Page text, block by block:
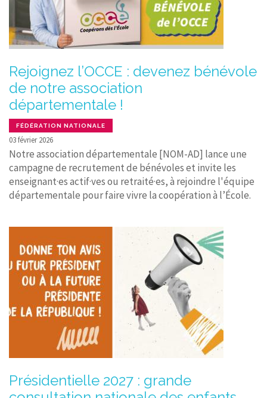
Rejoignez l’OCCE : devenez bénévole
de notre association
départementale !
FÉDÉRATION NATIONALE
03 février 2026
Notre association départementale [NOM-AD] lance une
campagne de recrutement de bénévoles et invite les
enseignant·es actif·ves ou retraité·es, à rejoindre l'équipe
départementale pour faire vivre la coopération à l’École.
Présidentielle 2027 : grande